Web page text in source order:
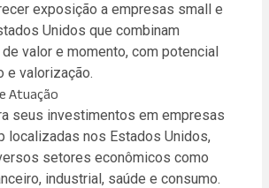
exposição a empresas small e
Unidos que combinam
valor e momento, com potencial
e valorização.
Atuação
seus investimentos em empresas
localizadas nos Estados Unidos,
setores econômicos como
industrial, saúde e consumo.